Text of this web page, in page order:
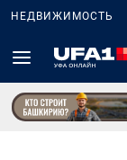
НЕДВИЖИМОСТЬ